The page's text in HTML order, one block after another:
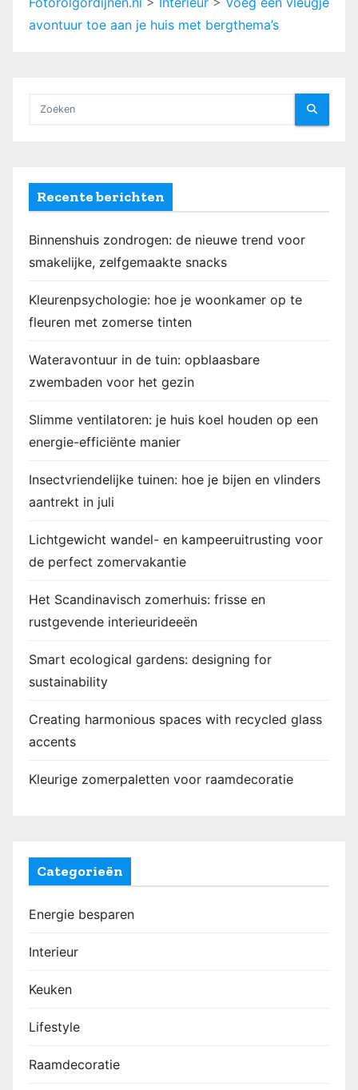
avontuur toe aan je huis met bergthema’s
Recente berichten
Binnenshuis zondrogen: de nieuwe trend voor
smakelijke, zelfgemaakte snacks
Kleurenpsychologie: hoe je woonkamer op te
fleuren met zomerse tinten
Wateravontuur in de tuin: opblaasbare
zwembaden voor het gezin
Slimme ventilatoren: je huis koel houden op een
energie-efficiënte manier
Insectvriendelijke tuinen: hoe je bijen en vlinders
aantrekt in juli
Lichtgewicht wandel- en kampeeruitrusting voor
de perfect zomervakantie
Het Scandinavisch zomerhuis: frisse en
rustgevende interieurideeën
Smart ecological gardens: designing for
sustainability
Creating harmonious spaces with recycled glass
accents
Kleurige zomerpaletten voor raamdecoratie
Categorieën
Energie besparen
Interieur
Keuken
Lifestyle
Raamdecoratie